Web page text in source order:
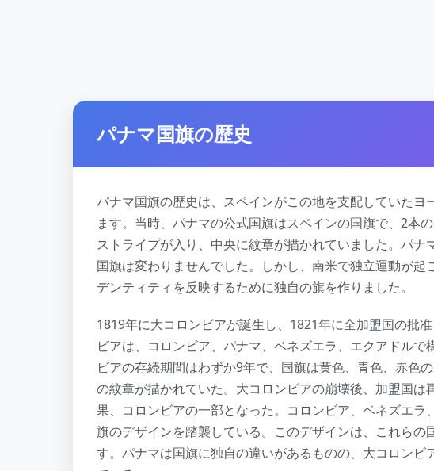
パナマ国旗の歴史
パナマ国旗の歴史は、スペインがこの地を支配していたヨ
ます。当時、パナマの公式国旗はスペインの国旗で、2本
ストライプが入り、中央に紋章が描かれていました。パナ
国旗は変わりませんでした。しかし、南米で独立運動が起
デンティティを反映するために独自の旗を作りました。
1819年に大コロンビアが誕生し、1821年に全加盟国の批
ビアは、コロンビア、パナマ、ベネズエラ、エクアドル
ビアの存続期間はわずか9年で、国旗は黄色、青色、赤色
の紋章が描かれていた。大コロンビアの崩壊後、加盟国は
果、コロンビアの一部となった。コロンビア、ベネズエラ
旗のデザインを踏襲している。このデザインは、これらの
す。パナマは国旗に独自の違いがあるものの、大コロンビ